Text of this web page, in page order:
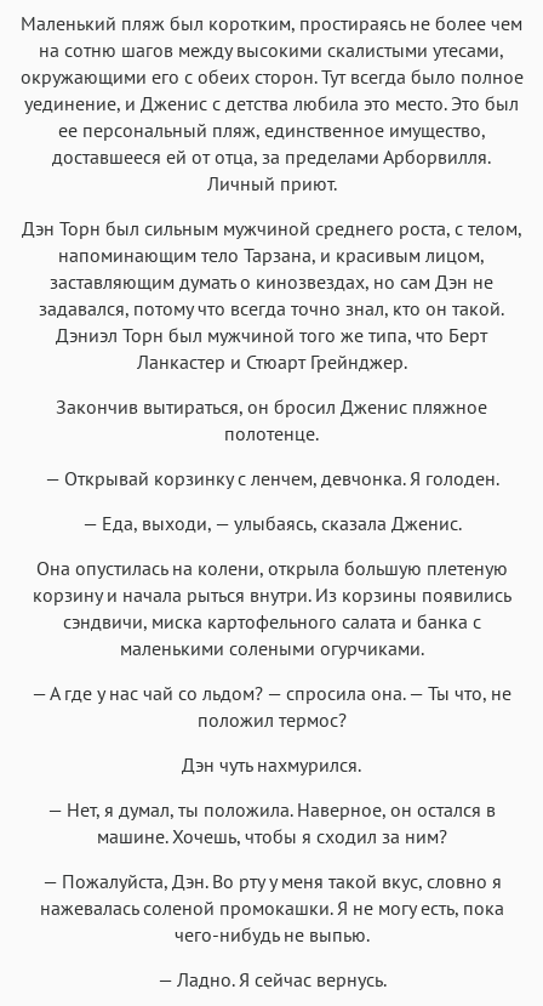
Маленький пляж был коротким, простираясь не более чем
на сотню шагов между высокими скалистыми утесами,
окружающими его с обеих сторон. Тут всегда было полное
уединение, и Дженис с детства любила это место. Это был
ее персональный пляж, единственное имущество,
доставшееся ей от отца, за пределами Арборвилля.
Личный приют.
Дэн Торн был сильным мужчиной среднего роста, с телом,
напоминающим тело Тарзана, и красивым лицом,
заставляющим думать о кинозвездах, но сам Дэн не
задавался, потому что всегда точно знал, кто он такой.
Дэниэл Торн был мужчиной того же типа, что Берт
Ланкастер и Стюарт Грейнджер.
Закончив вытираться, он бросил Дженис пляжное
полотенце.
— Открывай корзинку с ленчем, девчонка. Я голоден.
— Еда, выходи, — улыбаясь, сказала Дженис.
Она опустилась на колени, открыла большую плетеную
корзину и начала рыться внутри. Из корзины появились
сэндвичи, миска картофельного салата и банка с
маленькими солеными огурчиками.
— А где у нас чай со льдом? — спросила она. — Ты что, не
положил термос?
Дэн чуть нахмурился.
— Нет, я думал, ты положила. Наверное, он остался в
машине. Хочешь, чтобы я сходил за ним?
— Пожалуйста, Дэн. Во рту у меня такой вкус, словно я
нажевалась соленой промокашки. Я не могу есть, пока
чего-нибудь не выпью.
— Ладно. Я сейчас вернусь.